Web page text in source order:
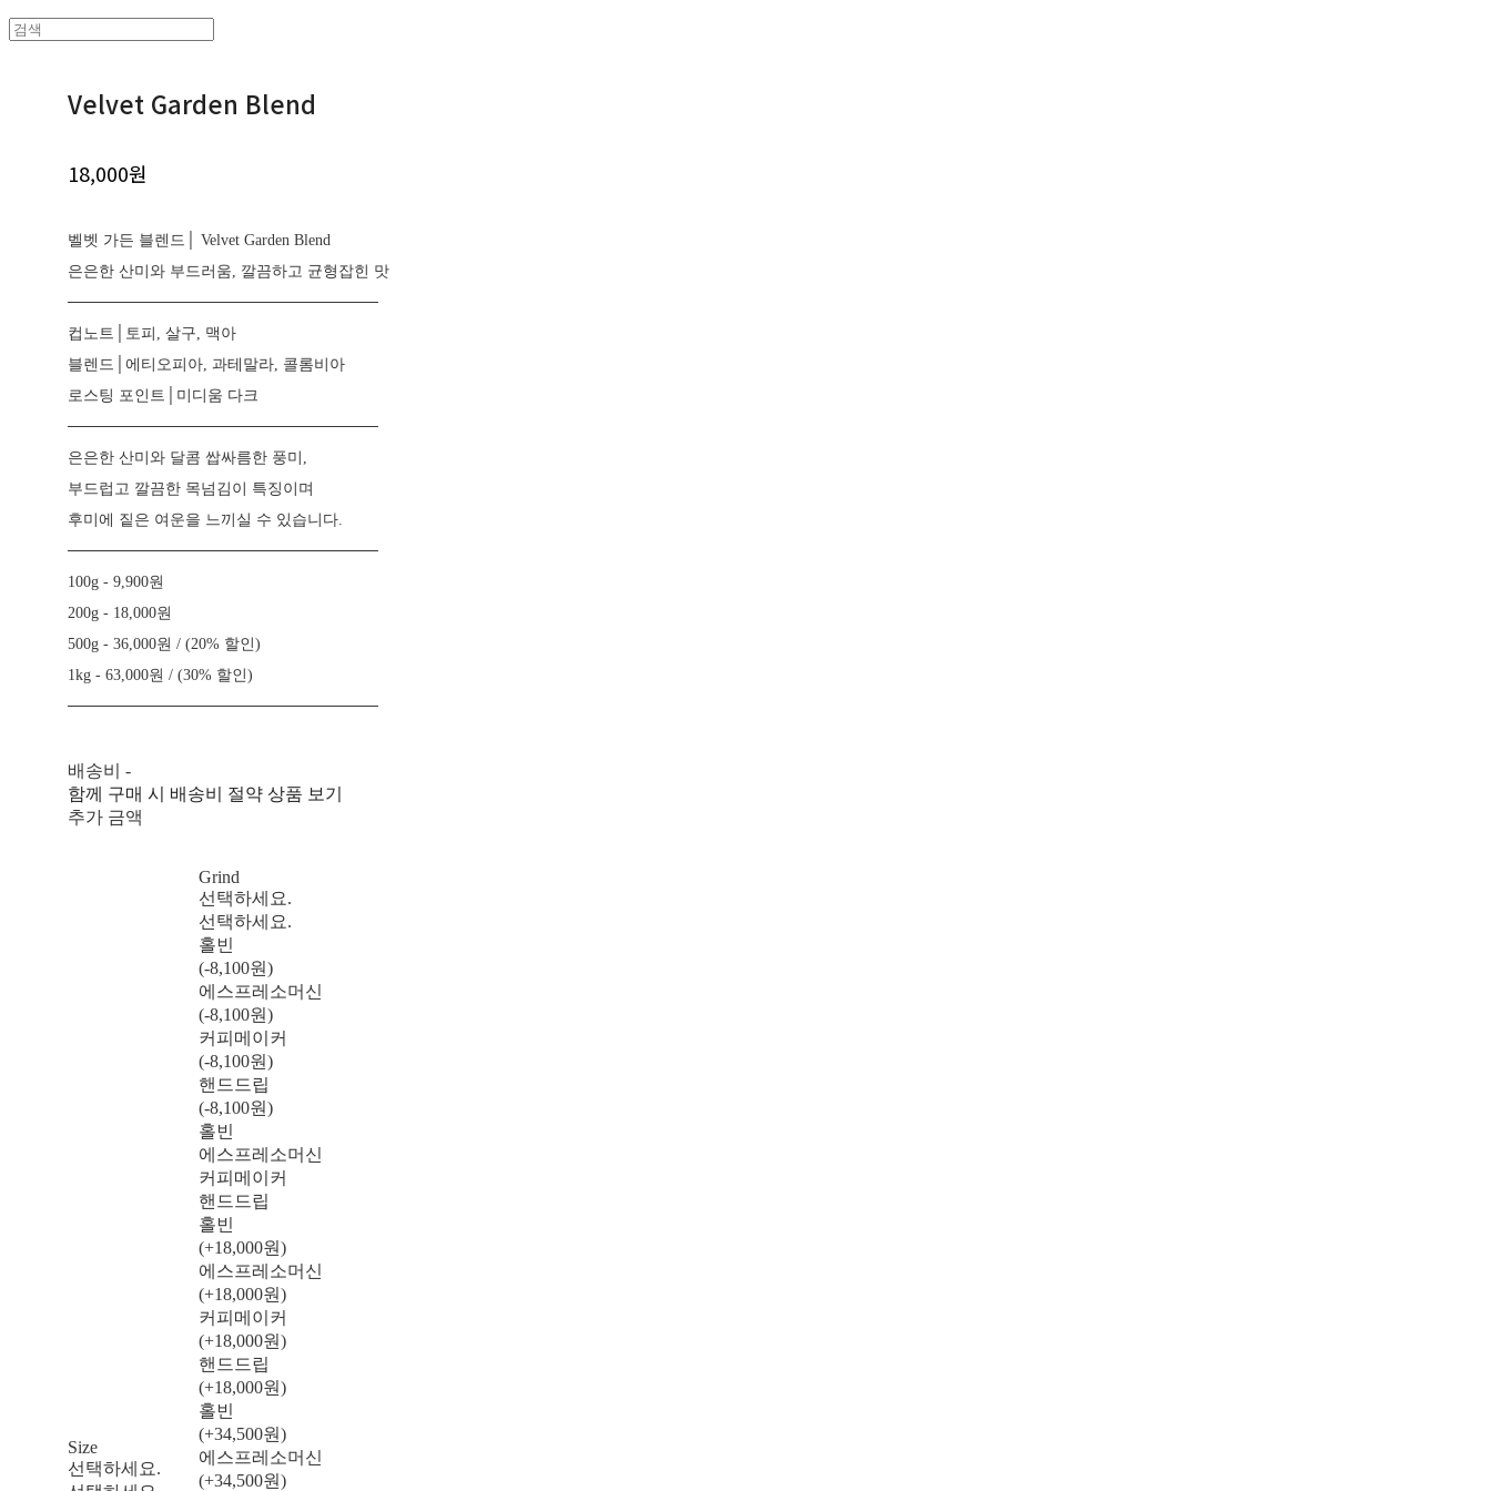
Velvet Garden Blend
18,000원
벨벳 가든 블렌드│ Velvet Garden Blend
은은한 산미와 부드러움, 깔끔하고 균형잡힌 맛
────────────────────────────
컵노트│토피, 살구, 맥아
블렌드│에티오피아, 과테말라, 콜롬비아
로스팅 포인트│미디움 다크
────────────────────────────
은은한 산미와 달콤 쌉싸름한 풍미,
부드럽고 깔끔한 목넘김이 특징이며
후미에 짙은 여운을 느끼실 수 있습니다.
────────────────────────────
100g - 9,900원
200g - 18,000원
500g - 36,000원 / (20% 할인)
1kg - 63,000원 / (30% 할인)
────────────────────────────
배송비-
함께 구매 시 배송비 절약 상품 보기
추가 금액
Size
선택하세요.
Grind
선택하세요.
선택하세요.
홀빈
(-8,100원)
에스프레소머신
(-8,100원)
커피메이커
(-8,100원)
핸드드립
(-8,100원)
홀빈
에스프레소머신
커피메이커
핸드드립
홀빈
(+18,000원)
에스프레소머신
(+18,000원)
커피메이커
(+18,000원)
핸드드립
(+18,000원)
홀빈
(+34,500원)
에스프레소머신
(+34,500원)